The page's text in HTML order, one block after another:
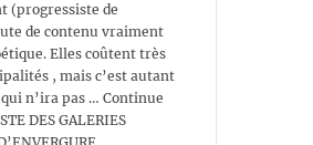
(progressiste de
de contenu vraiment
Elles coûtent très
, mais c’est autant
n’ira pas … Continue
DES GALERIES